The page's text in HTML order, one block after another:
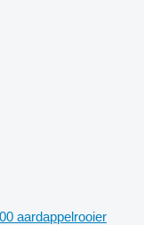
aardappelrooier